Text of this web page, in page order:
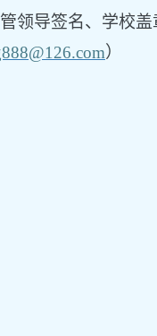
领导签名、学校盖
）